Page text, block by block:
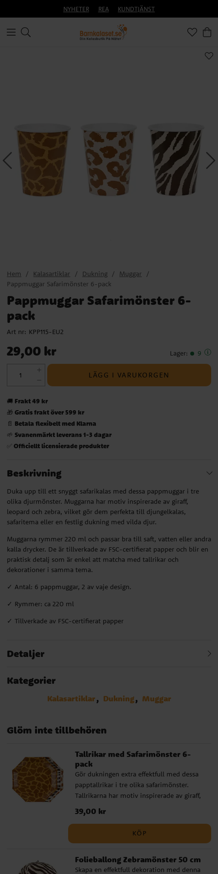
NYHETER REA KUNDTJÄNST
Hem Kalasartiklar Dukning
Muggar
Pappmuggar Safarimönster 6-pack
Pappmuggar Safarimönster 6-
pack
Art nr: KPP115-EU2
Pris: 29,00 kr
29,00 kr Lager: 9
LÄGG I VARUKORGEN
🚚 Frakt 49 kr
🎁 Gratis frakt över 599 kr
📄 Betala flexibelt med Klarna
🌱 Svanenmärkt leverans 1-3 dagar
✅ Officiellt licensierade produkter
Beskrivning
Duka upp till ett snyggt safarikalas med dessa pappmuggar i tre
olika djurmönster. Muggarna har motiv inspirerade av giraff,
leopard och zebra, vilket gör dem perfekta till djungelkalas,
safaritema eller en festlig dukning med vilda djur.
Muggarna rymmer 220 ml och passar bra till saft, vatten eller andra
kalla drycker. De är tillverkade av FSC-certifierat papper och blir en
praktisk detalj som är enkel att matcha med tallrikar och
dekorationer i samma tema.
✓ Antal: 6 pappmuggar, 2 av vaje design.
✓ Rymmer: ca 220 ml
✓ Tillverkade av FSC-certifierat papper
Detaljer
Kategorier
Kalasartiklar Dukning Muggar
Glöm inte tillbehören
Tallrikar med Safarimönster 6-
pack
Gör dukningen extra effektfull med dessa
papptallrikar i tre olika safarimönster.
Tallrikarna har motiv inspirerade av giraff,
leopard och zebra och passar perfekt till
djungelkalas, safarikalas eller en fest med
djurtema. Tallrikarna är ca 23 cm i
diameter och passar bra till tårta, snacks
certifierat papper och blir en fin bas för en
färgstark dukning med safarikänsla. ✓
Pris:39,00 kr
39,00 kr
KÖP
Folieballong Zebramönster 50 cm
Skapa en effektfull dekoration med denna